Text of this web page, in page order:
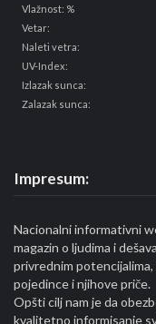
Vlažnost: %
Vetar:
Naleti vetra:
UV-Index:
Izlazak sunca:
Zalazak sunca:
Impresum:
Nacionalni informativni
magazin o ljudima i
privrednim
pojedince i njihove priče.
Opšti cilj nam je da
kvalitetno informisanje